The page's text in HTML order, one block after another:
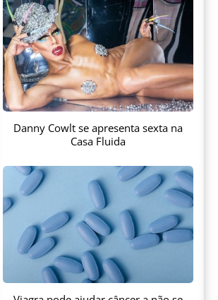
Danny Cowlt se apresenta sexta na
Casa Fluida